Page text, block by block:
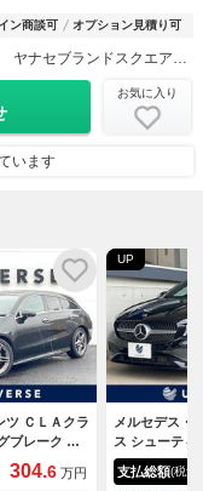
ン商談可 オプション見積り可
ヤナセ ブランドスクエア浦安 ヤナセブランドスクエア（株）
お気に入り
います
ツ ＣＬＡクラ
ブレーク Ｃ
ティングブ
イン １オー
304.6 万円
UP
メルセデス・
ス シューティ
ＬＡ１８０
レーク ＡＭ
支払総額(税込)